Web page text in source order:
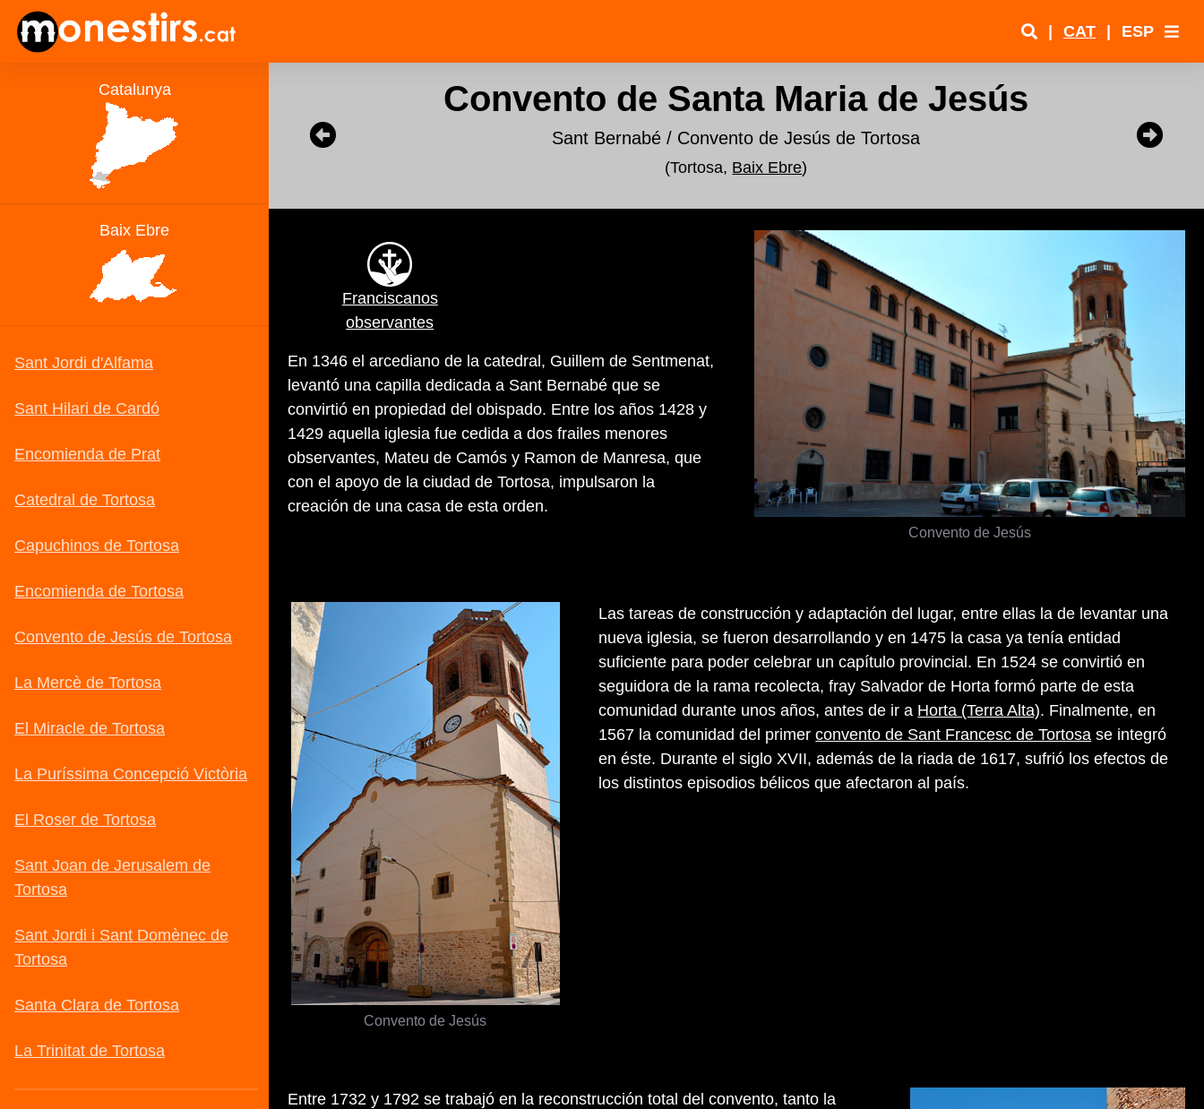
| CAT | ESP
Convento de Santa Maria de Jesús
Sant Bernabé / Convento de Jesús de Tortosa
(Tortosa, Baix Ebre)
Convento de Jesús
Franciscanos
observantes
En 1346 el arcediano de la catedral, Guillem de Sentmenat,
levantó una capilla dedicada a Sant Bernabé que se
convirtió en propiedad del obispado. Entre los años 1428 y
1429 aquella iglesia fue cedida a dos frailes menores
observantes, Mateu de Camós y Ramon de Manresa, que
con el apoyo de la ciudad de Tortosa, impulsaron la
creación de una casa de esta orden.
Convento de Jesús
Las tareas de construcción y adaptación del lugar, entre ellas la de levantar una
nueva iglesia, se fueron desarrollando y en 1475 la casa ya tenía entidad
suficiente para poder celebrar un capítulo provincial. En 1524 se convirtió en
seguidora de la rama recolecta, fray Salvador de Horta formó parte de esta
comunidad durante unos años, antes de ir a Horta (Terra Alta). Finalmente, en
1567 la comunidad del primerconvento de Sant Francesc de Tortosa se integró
en éste. Durante el siglo XVII, además de la riada de 1617, sufrió los efectos de
los distintos episodios bélicos que afectaron al país.
Entre 1732 y 1792 se trabajó en la reconstrucción total del convento, tanto la